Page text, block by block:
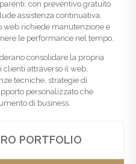
con preventivo gratuito
assistenza continuativa,
web richiede manutenzione e
le performance nel tempo.
consolidare la propria
clienti attraverso il web,
tecniche, strategie di
personalizzato che
di business.
PORTFOLIO